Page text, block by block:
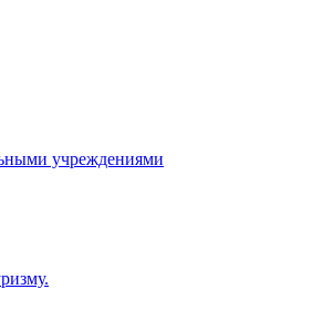
учреждениями